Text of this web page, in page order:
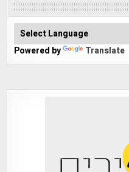
Powered by Translate